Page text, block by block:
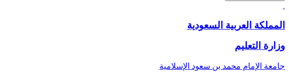
المملكة العربية السعودية
وزارة التعليم
جامعة الإمام محمد بن سعود الإسلامية